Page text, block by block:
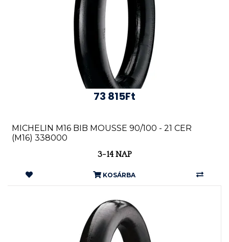
73 815Ft
MICHELIN M16 BIB MOUSSE 90/100 - 21 CER
(M16) 338000
3-14 NAP
KOSÁRBA